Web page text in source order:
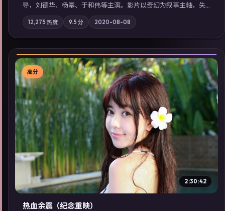
导，刘德华、杨幂、于和伟等主演。影片以奇幻为叙事主轴，失
踪人口档案牵出跨国灰色产业链；摄影与配乐强化地域气质；站
内亦可通过「国产免费观看高清电视剧在线看」延展检索同类型
高分佳作，畅享高清在线追剧体验。
12,275 热度 9.5 分 2020-08-08
▶
高分
2:30:42
热血余震（纪念重映）